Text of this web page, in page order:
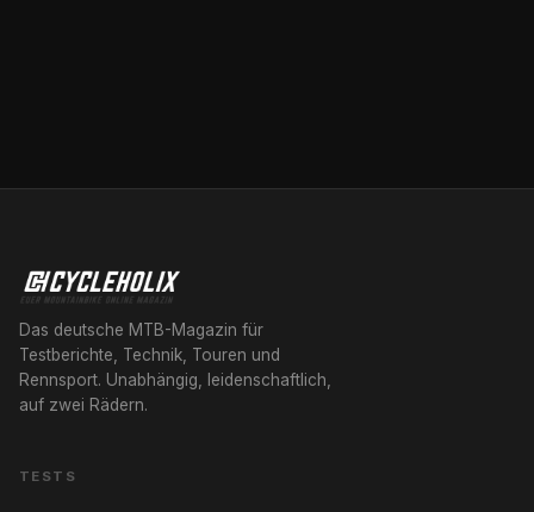
Das deutsche MTB-Magazin für
Testberichte, Technik, Touren und
Rennsport. Unabhängig, leidenschaftlich,
auf zwei Rädern.
TESTS